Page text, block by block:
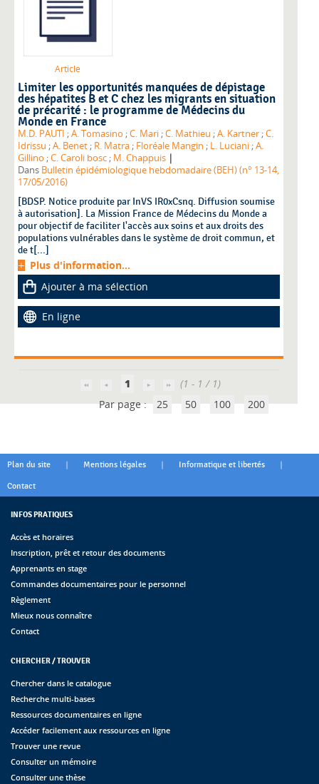
Article
Limiter les opportunités manquées de dépistage
des hépatites B et C chez les migrants en situation
de précarité : le programme de Médecins du
Monde en France
M.D. PAUTI ;A. Tomasino ;C. Mari ;C. Mathieu ;A. Kartner ;C.
Idrissu ;A. Benet ; R. Matra ; Floréale Mangin ; L. Luciani ;A.
Gillino ;C. Caroli bosc ; M. Chappuis |
Dans Bulletin épidémiologique hebdomadaire (BEH) (n° 13-14,
17/05/2016)
[BDSP. Notice produite par InVS IR0xCsnq. Diffusion soumise
à autorisation]. La Mission France de Médecins du Monde a
pour objectif de faciliter l'accès aux soins et aux droits des
populations vulnérables dans le système de droit commun, et
de t[...]
Plus d'information...
Ajouter à ma sélection
En ligne
1
(1 - 1 / 1)
Par page : 25 50 100 200
Plan du site | Mentions légales | Informatique et libertés |
Contact
INFOS PRATIQUES
Accès et horaires
Inscription, prêt et retour des documents
Apprenants en stage
Commandes documentaires pour le personnel
Règlement
Mieux nous connaître
Contact
CHERCHER / TROUVER
Chercher dans le catalogue
Recherche multi-bases
Ressources documentaires en ligne
Accéder facilement aux ressources en ligne
Trouver une revue
Consulter un mémoire
Consulter une thèse